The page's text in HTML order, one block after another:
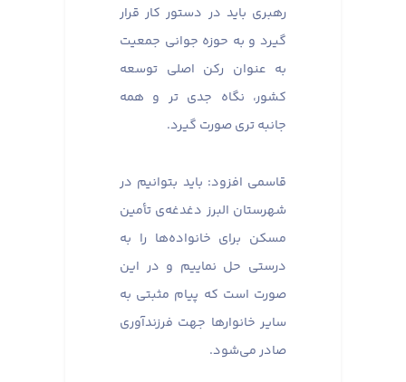
رهبری باید در دستور کار قرار
گیرد و به حوزه جوانی جمعیت
به عنوان رکن اصلی توسعه
کشور، نگاه جدی تر و همه
جانبه تری صورت گیرد.
قاسمی افزود: باید بتوانیم در
شهرستان البرز دغدغه‌ی تأمین
مسکن برای خانواده‌ها را به
درستی حل نماییم و در این
صورت است که پیام مثبتی به
سایر خانوارها جهت فرزندآوری
صادر می‌شود.